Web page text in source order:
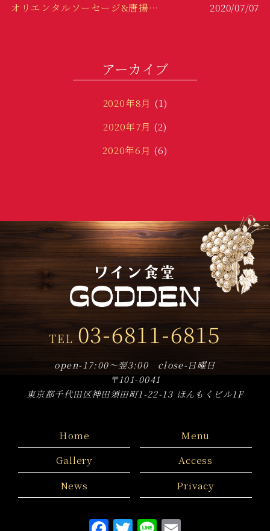
オリエンタルソーセージ&唐揚げ！！
2020/07/07
アーカイブ
2020年8月 (1)
2020年7月 (2)
2020年6月 (6)
2019年12月(3)
2019年11月(5)
2019年10月(18)
2019年9月(8)
2019年7月
(9)
2019年6月 (14)
2019年5月(17)
TEL 03-6811-6815
open-17:00～翌3:00 close-日曜日
〒101-0041
東京都千代田区神田須田町1-22-13 ほんもくビル1F
Home
Menu
Gallery
Access
News
Privacy